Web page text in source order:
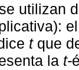
utilizan
tque
la t-